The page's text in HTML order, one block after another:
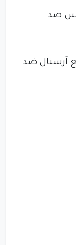
ضد
مع آرسنال ضد